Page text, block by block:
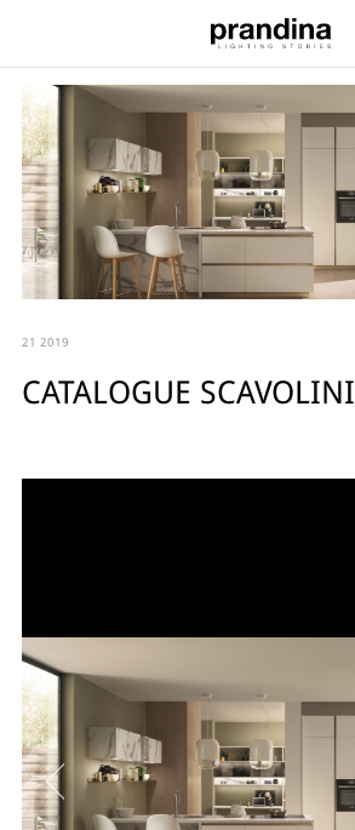
21 2019
CATALOGUE SCAVOLINI